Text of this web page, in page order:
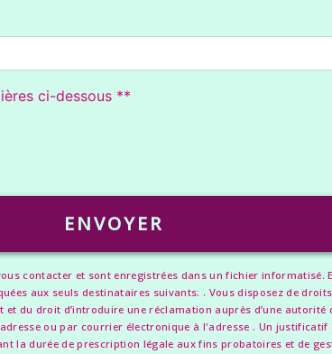
ci-dessous **
ENVOYER
contacter et sont enregistrées dans un fichier informatisé.
aux seuls destinataires suivants: . Vous disposez de
du droit d’introduire une réclamation auprès d’une autorité
ou par courrier électronique à l'adresse . Un
la durée de prescription légale aux fins probatoires et de